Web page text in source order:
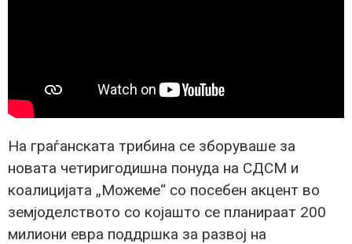
На граѓанската трибина се зборуваше за
новата четиригодишна понуда на СДСМ и
коалицијата „Можеме“ со посебен акцент во
земјоделството со којашто се планираат 200
милиони евра поддршка за развој на